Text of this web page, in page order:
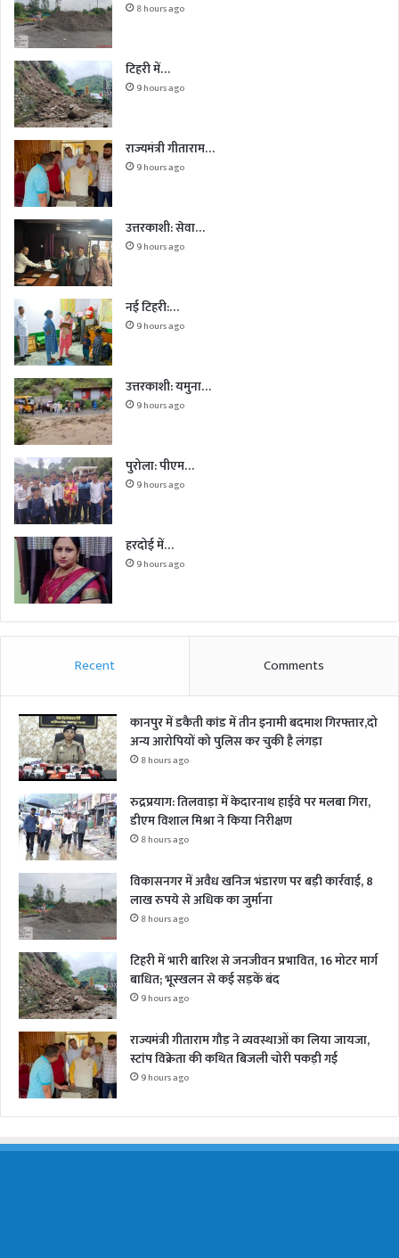
8 hours ago
टिहरी में…
9 hours ago
राज्यमंत्री गीताराम…
9 hours ago
उत्तरकाशी: सेवा…
9 hours ago
नई टिहरी:…
9 hours ago
उत्तरकाशी: यमुना…
9 hours ago
पुरोला: पीएम…
9 hours ago
हरदोई में…
9 hours ago
Recent Comments
कानपुर में डकैती कांड में तीन इनामी बदमाश गिरफ्तार,दो
अन्य आरोपियों को पुलिस कर चुकी है लंगड़ा
8 hours ago
रुद्रप्रयाग: तिलवाड़ा में केदारनाथ हाईवे पर मलबा गिरा,
डीएम विशाल मिश्रा ने किया निरीक्षण
8 hours ago
विकासनगर में अवैध खनिज भंडारण पर बड़ी कार्रवाई, 8
लाख रुपये से अधिक का जुर्माना
8 hours ago
टिहरी में भारी बारिश से जनजीवन प्रभावित, 16 मोटर मार्ग
बाधित; भूस्खलन से कई सड़कें बंद
9 hours ago
राज्यमंत्री गीताराम गौड़ ने व्यवस्थाओं का लिया जायजा,
स्टांप विक्रेता की कथित बिजली चोरी पकड़ी गई
9 hours ago